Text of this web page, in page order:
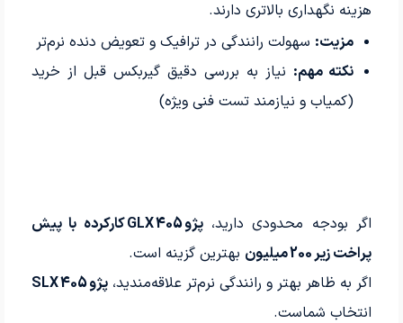
هزینه نگهداری بالاتری دارند.
مزیت: سهولت رانندگی در ترافیک و تعویض دنده نرم‌تر
نکته مهم: نیاز به بررسی دقیق گیربکس قبل از خرید
(کمیاب و نیازمند تست فنی ویژه)
اگر بودجه محدودی دارید،
پژو 405 GLX کارکرده با پیش
پراخت زیر 200 میلیون
بهترین گزینه است.
اگر به ظاهر بهتر و رانندگی نرم‌تر علاقه‌مندید،پژو 405 SLX
انتخاب شماست.